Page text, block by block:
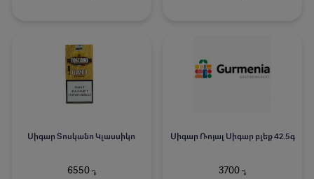
Սիգար Տոսկանո Կլասսիկո
6550 ֏
Սիգար Ռոյալ Սիգար բլեք 42.5գ
3700 ֏